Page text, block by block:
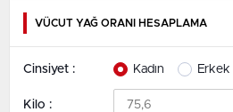
VÜCUT YAĞ ORANI HESAPLAMA
Cinsiyet : Kadın Erkek
Kilo :